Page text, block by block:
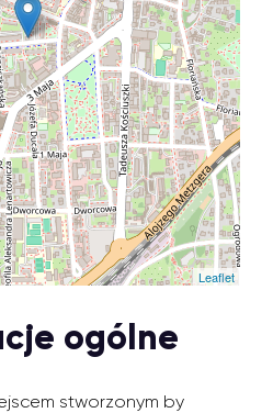
Leaflet
ogólne
stworzonym by